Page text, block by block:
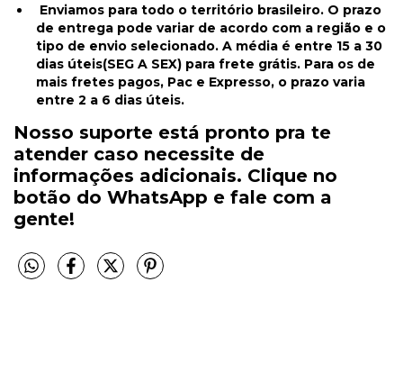
Enviamos para todo o território brasileiro. O prazo
de entrega pode variar de acordo com a região e o
tipo de envio selecionado. A média é entre 15 a 30
dias úteis(SEG A SEX) para frete grátis. Para os de
mais fretes pagos, Pac e Expresso, o prazo varia
entre 2 a 6 dias úteis.
Nosso suporte está pronto pra te
atender caso necessite de
informações adicionais. Clique no
botão do WhatsApp e fale com a
gente!